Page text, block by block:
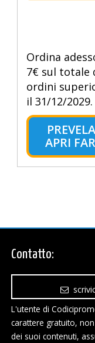
Ordina
7€ sul totale
ordini
il 31/12/2029.
APRI
Contatto:
L'utente di
carattere gratuito,
dei suoi contenuti,